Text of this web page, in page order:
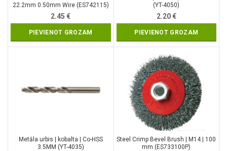
22.2mm 0.50mm Wire (ES742115)
2.45€
PIEVIENOT GROZAM
(YT-4050)
2.20€
PIEVIENOT GROZAM
Metāla urbis | kobalta | Co-HSS
3.5MM (YT-4035)
Steel Crimp Bevel Brush | M14 | 100
mm (ES733100P)